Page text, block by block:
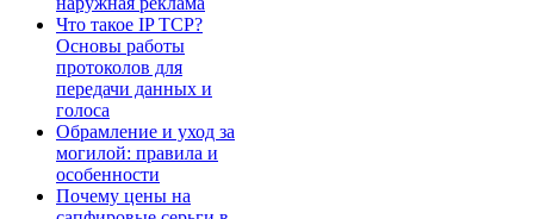
Что такое IP TCP?
Основы работы
протоколов для
передачи данных и
голоса
Обрамление и уход за
могилой: правила и
особенности
Почему цены на